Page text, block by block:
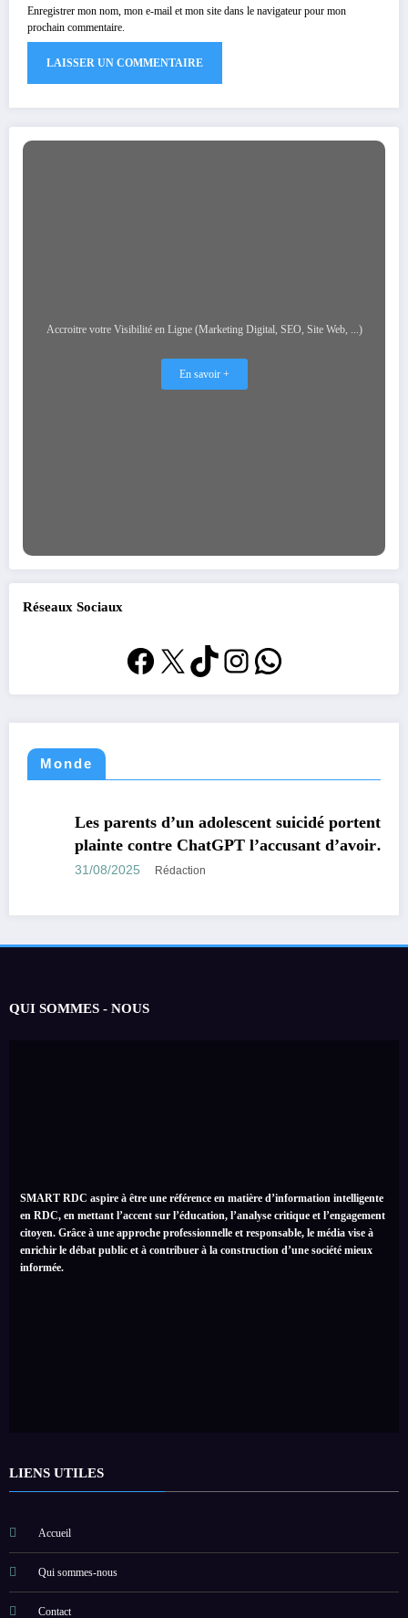
Enregistrer mon nom, mon e-mail et mon site dans le navigateur pour mon
prochain commentaire.
Accroitre votre Visibilité en Ligne (Marketing Digital, SEO, Site Web, ...)
En savoir +
Réseaux Sociaux
Facebook
X TikTok
Instagram
WhatsApp
Monde
MONDE
Les parents d’un adolescent suicidé portent
plainte contre ChatGPT l’accusant d’avoir
encouragé son suicide.
31/08/2025 Rédaction
QUI SOMMES - NOUS
SMART RDC aspire à être une référence en matière d’information intelligente
en RDC, en mettant l’accent sur l’éducation, l’analyse critique et l’engagement
citoyen. Grâce à une approche professionnelle et responsable, le média vise à
enrichir le débat public et à contribuer à la construction d’une société mieux
informée.
LIENS UTILES
Accueil
Qui sommes-nous
Contact